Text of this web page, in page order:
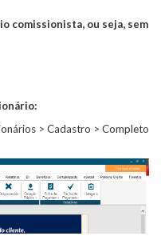
comissionista, ou seja, sem
> Cadastro > Completo